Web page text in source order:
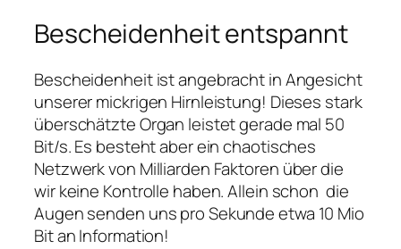
Bescheidenheit entspannt
Bescheidenheit ist angebracht in Angesicht
unserer mickrigen Hirnleistung! Dieses stark
überschätzte Organ leistet gerade mal 50
Bit/s. Es besteht aber ein chaotisches
Netzwerk von Milliarden Faktoren über die
wir keine Kontrolle haben. Allein schon die
Augen senden uns pro Sekunde etwa 10 Mio
Bit an Information!